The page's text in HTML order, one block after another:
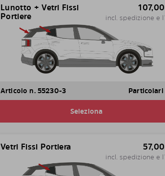
Lunotto + Vetri Fissi
Portiere
107,00
incl. spedizione e
Articolo n. 55230-3 Particolari
Seleziona
Vetri Fissi Portiera 57,00
incl. spedizione e